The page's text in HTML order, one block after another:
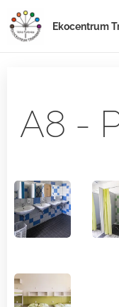
Ekocentrum
A8 -